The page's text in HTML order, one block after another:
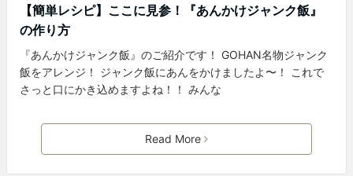
【簡単レシピ】ここに見参！『あんかけジャンク飯』
の作り方
『あんかけジャンク飯』のご紹介です！ GOHAN名物ジャンク
飯をアレンジ！ ジャンク飯にあんをかけましたよ〜！ これで
さっと口にかき込めますよね！！ みんな
Read More